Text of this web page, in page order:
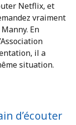
Netflix, et
vraiment
En
il a
situation.
d’écouter